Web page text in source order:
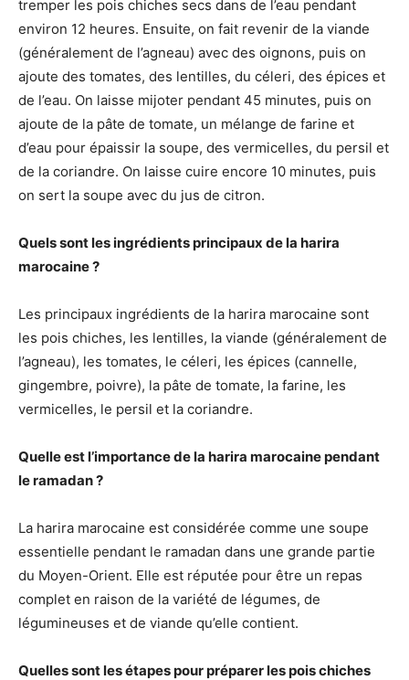
tremper les pois chiches secs dans de l’eau pendant
environ 12 heures. Ensuite, on fait revenir de la viande
(généralement de l’agneau) avec des oignons, puis on
ajoute des tomates, des lentilles, du céleri, des épices et
de l’eau. On laisse mijoter pendant 45 minutes, puis on
ajoute de la pâte de tomate, un mélange de farine et
d’eau pour épaissir la soupe, des vermicelles, du persil et
de la coriandre. On laisse cuire encore 10 minutes, puis
on sert la soupe avec du jus de citron.
Quels sont les ingrédients principaux de la harira
marocaine ?
Les principaux ingrédients de la harira marocaine sont
les pois chiches, les lentilles, la viande (généralement de
l’agneau), les tomates, le céleri, les épices (cannelle,
gingembre, poivre), la pâte de tomate, la farine, les
vermicelles, le persil et la coriandre.
Quelle est l’importance de la harira marocaine pendant
le ramadan ?
La harira marocaine est considérée comme une soupe
essentielle pendant le ramadan dans une grande partie
du Moyen-Orient. Elle est réputée pour être un repas
complet en raison de la variété de légumes, de
légumineuses et de viande qu’elle contient.
Quelles sont les étapes pour préparer les pois chiches